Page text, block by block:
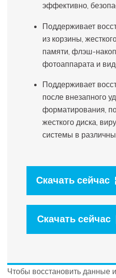
эффективно,
Поддерживает
из корзины,
памяти, флэш-
фотоаппарата и
Поддерживает
после внезапного
форматирования,
жесткого диска,
системы в
Скачать сейчас
Скачать сейчас
Чтобы восстановить данные